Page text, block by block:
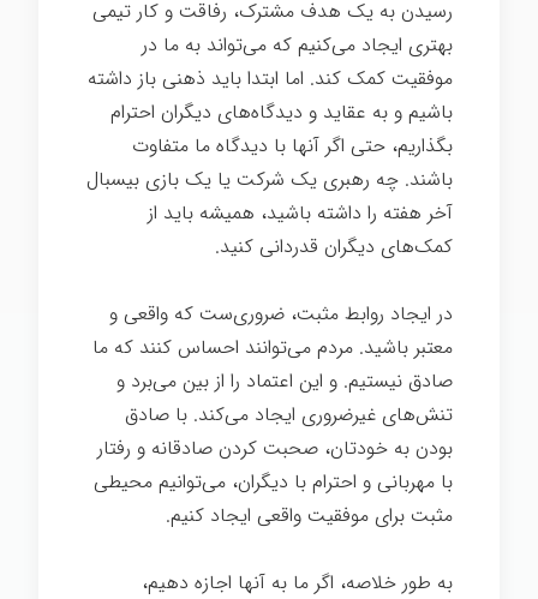
رسیدن به یک هدف مشترک، رفاقت و کار تیمی
بهتری ایجاد می‌کنیم که می‌تواند به ما در
موفقیت کمک کند. اما ابتدا باید ذهنی باز داشته
باشیم و به عقاید و دیدگاه‌های دیگران احترام
بگذاریم، حتی اگر آنها با دیدگاه ما متفاوت
باشند. چه رهبری یک شرکت یا یک بازی بیسبال
آخر هفته را داشته باشید، همیشه باید از
کمک‌های دیگران قدردانی کنید.
در ایجاد روابط مثبت، ضروری‌ست که واقعی و
معتبر باشید. مردم می‌توانند احساس کنند که ما
صادق نیستیم. و این اعتماد را از بین می‌برد و
تنش‌های غیرضروری ایجاد می‌کند. با صادق
بودن به خودتان، صحبت کردن صادقانه و رفتار
با مهربانی و احترام با دیگران، می‌توانیم محیطی
مثبت برای موفقیت واقعی ایجاد کنیم.
به طور خلاصه، اگر ما به آنها اجازه دهیم،